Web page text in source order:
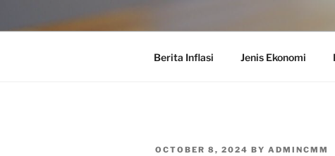
Berita Inflasi Jenis Ekonomi
POSTED
OCTOBER 8, 2024 BY ADMINCMM